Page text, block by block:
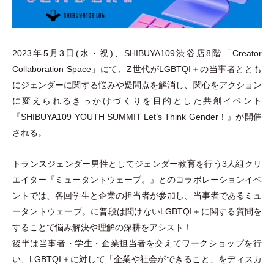
2023年5月3日(水 ・祝)、SHIBUYA109渋谷店8階 「Creator
Collaboration Space」 にて、Z世代がLGBTQI＋の当事者ととも
にジェンダーに関する悩みや疑問点を解消し、関心をアクション
に変えられるきっかけづくりを目的とした共創イベント
『SHIBUYA109 YOUTH SUMMIT Let’s Think Gender！』が開催
される。
トランスジェンダー男性としてジェンダー教育を行う3人組クリ
エイター『ミュータントウェーブ。』とのコラボレーションイベ
ントでは、各回学生と企業の担当者が参加し、当事者であるミュ
ータントウェーブ。に普段は聞けないLGBTQI＋に関する質問を
することで悩み解決や理解の深耕をアシスト！
後半は当事者 ・学生 ・ 企業担当者を交えてワークショップを行
い、LGBTQI＋に対して 「企業や社会ができること 」 をディスカ